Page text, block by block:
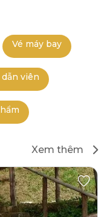
Vé máy bay
viên
Xem thêm